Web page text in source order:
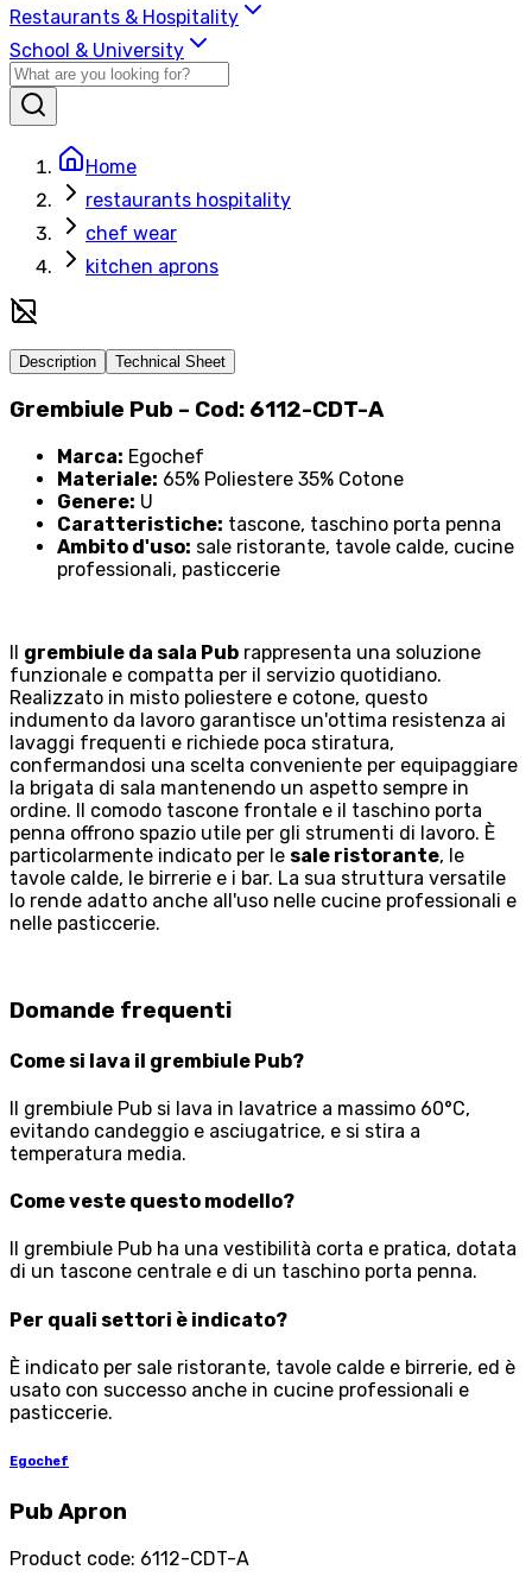
Restaurants & Hospitality
School & University
Home
restaurants hospitality
chef wear
kitchen aprons
Description Technical Sheet
Grembiule Pub – Cod: 6112-CDT-A
Marca: Egochef
Materiale: 65% Poliestere 35% Cotone
Genere: U
Caratteristiche: tascone, taschino porta penna
Ambito d'uso: sale ristorante, tavole calde, cucine
professionali, pasticcerie
Il grembiule da sala Pub rappresenta una soluzione
funzionale e compatta per il servizio quotidiano.
Realizzato in misto poliestere e cotone, questo
indumento da lavoro garantisce un'ottima resistenza ai
lavaggi frequenti e richiede poca stiratura,
confermandosi una scelta conveniente per equipaggiare
la brigata di sala mantenendo un aspetto sempre in
ordine. Il comodo tascone frontale e il taschino porta
penna offrono spazio utile per gli strumenti di lavoro. È
particolarmente indicato per le sale ristorante, le
tavole calde, le birrerie e i bar. La sua struttura versatile
lo rende adatto anche all'uso nelle cucine professionali e
nelle pasticcerie.
Domande frequenti
Come si lava il grembiule Pub?
Il grembiule Pub si lava in lavatrice a massimo 60°C,
evitando candeggio e asciugatrice, e si stira a
temperatura media.
Come veste questo modello?
Il grembiule Pub ha una vestibilità corta e pratica, dotata
di un tascone centrale e di un taschino porta penna.
Per quali settori è indicato?
È indicato per sale ristorante, tavole calde e birrerie, ed è
usato con successo anche in cucine professionali e
pasticcerie.
Egochef
Pub Apron
Product code: 6112-CDT-A